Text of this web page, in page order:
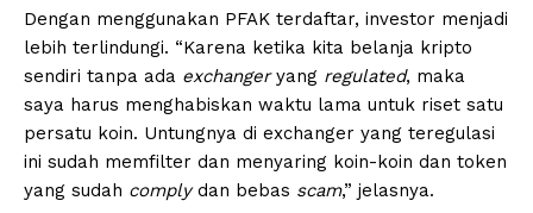
Dengan menggunakan PFAK terdaftar, investor menjadi
lebih terlindungi. “Karena ketika kita belanja kripto
sendiri tanpa ada exchangeryang regulated, maka
saya harus menghabiskan waktu lama untuk riset satu
persatu koin. Untungnya di exchanger yang teregulasi
ini sudah memfilter dan menyaring koin-koin dan token
yang sudah complydan bebas scam,” jelasnya.